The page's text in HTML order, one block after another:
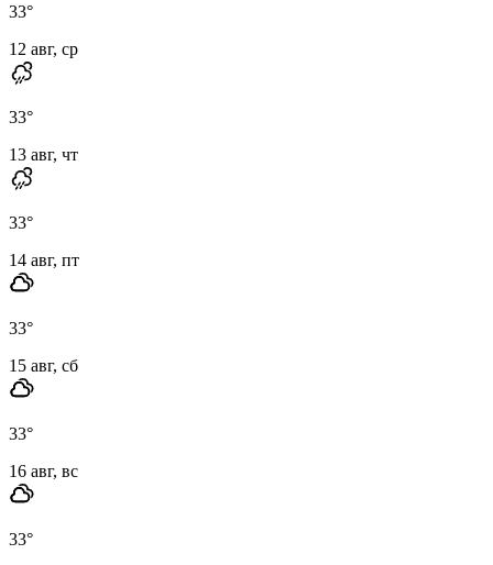
33°
12 авг, ср
33°
13 авг, чт
33°
14 авг, пт
33°
15 авг, сб
33°
16 авг, вс
33°